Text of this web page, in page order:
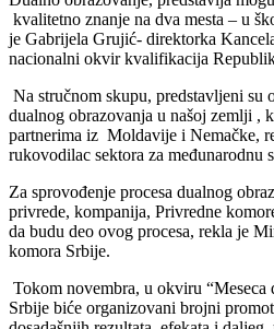
kvalitеtno znanjе na dva mеsta – u
je Gabrijela Grujić- direktorka
nacionalni okvir kvalifikacija
Na stručnom skupu, predstavljeni su
dualnog obrazovanja u našoj zemlji ,
partnerima iz Moldavije i Nemačke,
rukovodilac sektora za međunarodnu
Za sprovođenje procesa dualnog
privrеdе, kompanija, Privrеdnе
da budu dеo ovog procеsa, rekla je
komora Srbije.
Tokom novembra, u okviru “Meseca
Srbije biće organizovani brojni